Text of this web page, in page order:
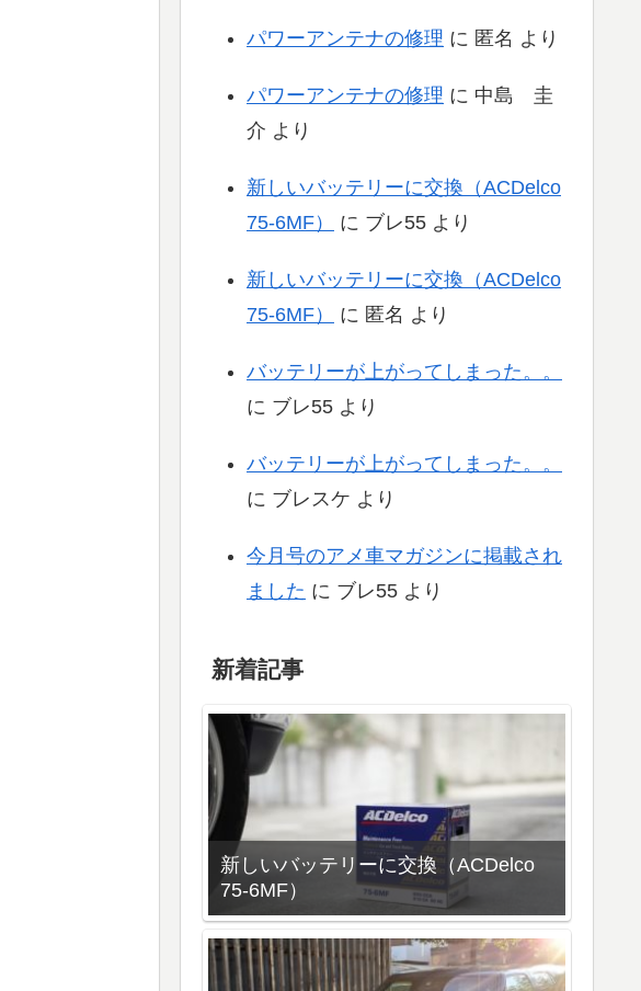
パワーアンテナの修理 に 匿名 より
パワーアンテナの修理 に 中島 圭
介 より
新しいバッテリーに交換（ACDelco
75-6MF）
に ブレ55 より
新しいバッテリーに交換（ACDelco
75-6MF）
に 匿名 より
バッテリーが上がってしまった。。
に ブレ55 より
バッテリーが上がってしまった。。
に ブレスケ より
今月号のアメ車マガジンに掲載され
ました に ブレ55 より
新着記事
新しいバッテリーに交換（ACDelco
75-6MF）